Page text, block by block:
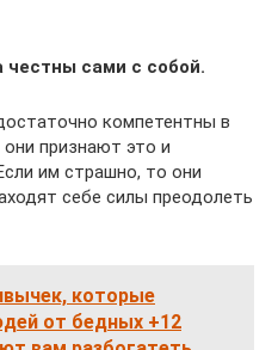
сами с собой.
компетентны в
признают это и
им страшно, то они
себе силы преодолеть
которые
от бедных +12